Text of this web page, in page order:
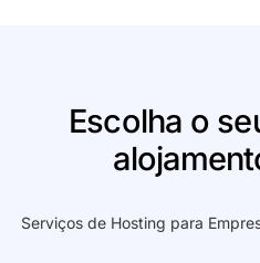
Escolha o
Serviços de Hosting para